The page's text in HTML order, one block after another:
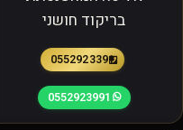
בריקוד חושני
0552923391
0552923991